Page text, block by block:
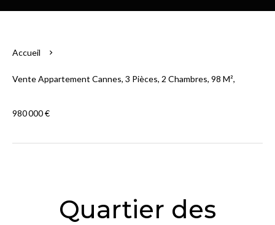
Accueil
Vente Appartement Cannes, 3 Pièces, 2 Chambres, 98 M²,
980 000 €
Quartier des